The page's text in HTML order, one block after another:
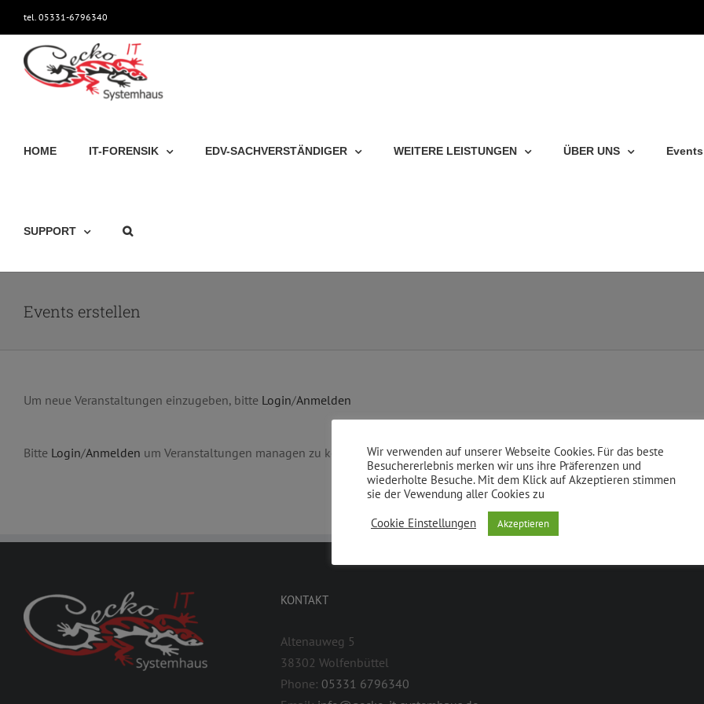
Inhalt
springen
tel. 05331-6796340
HOME IT-FORENSIK EDV-SACHVERSTÄNDIGER WEITERE LEISTUNGEN ÜBER UNS
SUPPORT
Events erstellen
Um neue Veranstaltungen einzugeben, bitte Login/Anmelden
Bitte Login/Anmelden um Veranstaltungen managen zu können.
KONTAKT
Altenauweg 5
38302 Wolfenbüttel
Phone: 05331 6796340
Wir verwenden auf unserer Webseite Cookies. Für das beste
Besuchererlebnis merken wir uns ihre Präferenzen und
wiederholte Besuche. Mit dem Klick auf Akzeptieren stimmen
sie der Vewendung aller Cookies zu
Cookie Einstellungen
Akzeptieren